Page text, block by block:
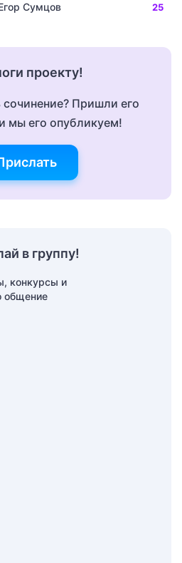
Сумцов 25
проекту!
сочинение? Пришли его
мы его опубликуем!
в группу!
конкурсы и
общение